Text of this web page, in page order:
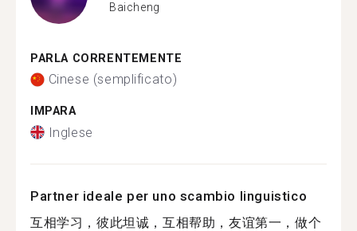
Baicheng
PARLA CORRENTEMENTE
Cinese (semplificato)
IMPARA
Inglese
Partner ideale per uno scambio linguistico
互相学习，彼此坦诚，互相帮助，友谊第一，做个